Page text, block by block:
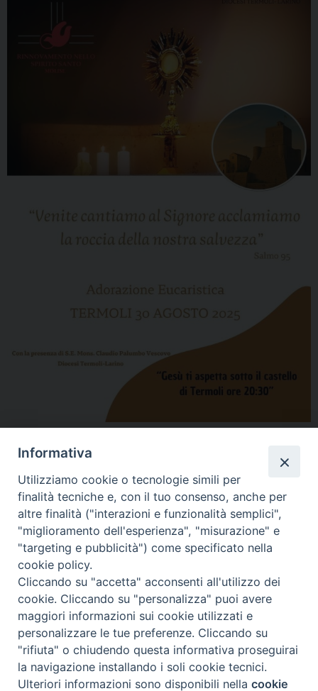
F
a
c
e
b
o
k
P
i
n
t
e
e
s
t
L
i
n
k
e
I
n
X
T
h
r
e
a
s
W
h
a
t
s
A
p
p
e
l
e
g
a
m
adorazione,preghiera,Rinnovamento nello Spirito
Zaino sospeso, venerdì 29
agosto si può donare
materiale scolastico
all’emporio Caritas di Termoli
Mons. Palumbo firma la lettera
aperta dei Vescovi delle aree
interne al Governo e al
Parlamento
Informativa
Utilizziamo cookie o tecnologie simili per
finalità tecniche e, con il tuo consenso, anche per
altre finalità ("interazioni e funzionalità semplici",
"miglioramento dell'esperienza", "misurazione" e
"targeting e pubblicità") come specificato nella
cookie policy.
Cliccando su "accetta" acconsenti all'utilizzo dei
cookie. Cliccando su "personalizza" puoi avere
maggiori informazioni sui cookie utilizzati e
personalizzare le tue preferenze. Cliccando su
"rifiuta" o chiudendo questa informativa proseguirai
la navigazione installando i soli cookie tecnici.
Ulteriori informazioni sono disponibili nellacookie